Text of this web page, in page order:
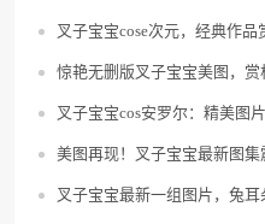
叉子宝宝cose次元，经典作品
惊艳无删版叉子宝宝美图，赏
叉子宝宝cos安罗尔：精美图
美图再现！叉子宝宝最新图集
叉子宝宝最新一组图片，兔